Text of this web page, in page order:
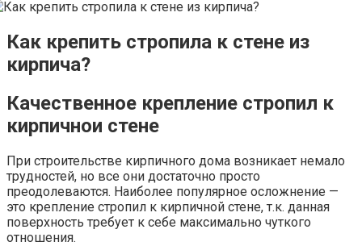
Как крепить стропила к стене из
кирпича?
Качественное крепление стропил к
кирпичнои стене
При строительстве кирпичного дома возникает немало
трудностей, но все они достаточно просто
преодолеваются. Наиболее популярное осложнение —
это крепление стропил к кирпичной стене, т.к. данная
поверхность требует к себе максимально чуткого
отношения.